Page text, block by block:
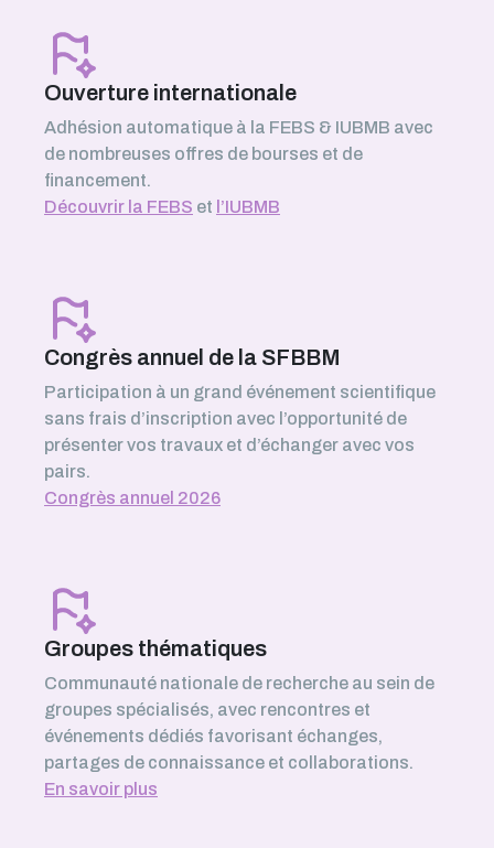
Ouverture internationale
Adhésion automatique à la FEBS & IUBMB avec
de nombreuses offres de bourses et de
financement.
Découvrir la FEBS et l’IUBMB
Congrès annuel de la SFBBM
Participation à un grand événement scientifique
sans frais d’inscription avec l’opportunité de
présenter vos travaux et d’échanger avec vos
pairs.
Congrès annuel 2026
Groupes thématiques
Communauté nationale de recherche au sein de
groupes spécialisés, avec rencontres et
événements dédiés favorisant échanges,
partages de connaissance et collaborations.
En savoir plus